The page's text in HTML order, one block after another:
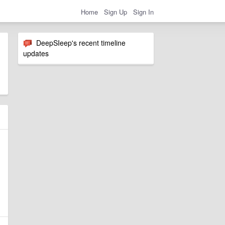
Home Sign Up Sign In
DeepSIeep's recent timeline
updates